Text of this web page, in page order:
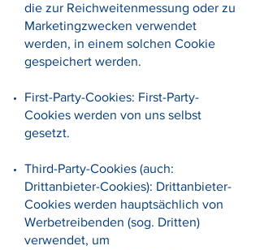
die zur Reichweitenmessung oder zu
Marketingzwecken verwendet
werden, in einem solchen Cookie
gespeichert werden.
First-Party-Cookies: First-Party-
Cookies werden von uns selbst
gesetzt.
Third-Party-Cookies (auch:
Drittanbieter-Cookies): Drittanbieter-
Cookies werden hauptsächlich von
Werbetreibenden (sog. Dritten)
verwendet, um